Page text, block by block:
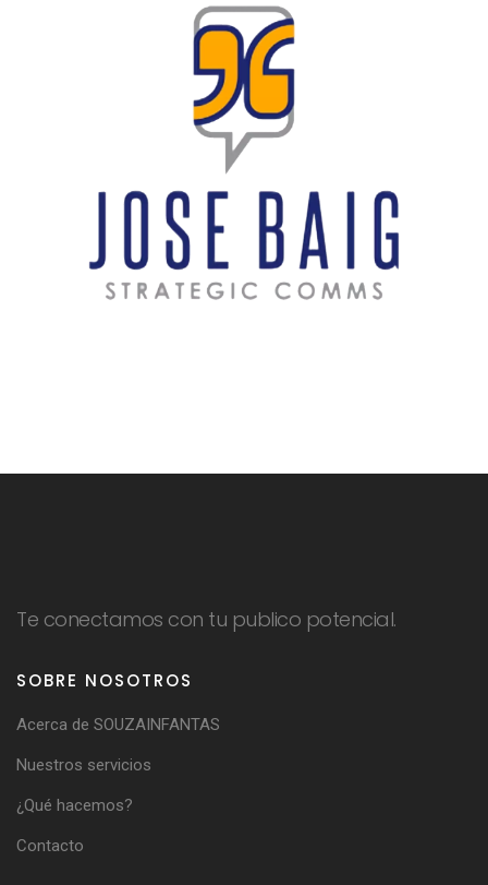
Te conectamos con tu publico potencial.
SOBRE NOSOTROS
Acerca de SOUZAINFANTAS
Nuestros servicios
¿Qué hacemos?
Contacto